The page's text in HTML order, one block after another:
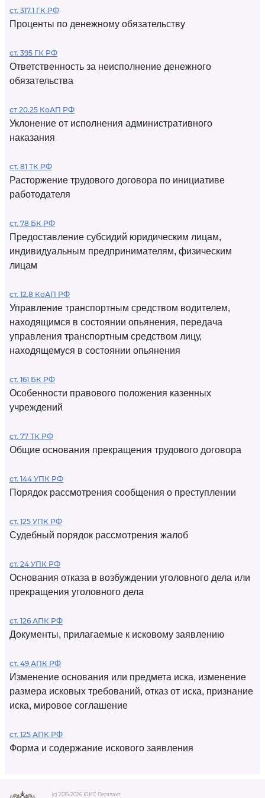
ст. 317.1 ГК РФ
Проценты по денежному обязательству
ст. 395 ГК РФ
Ответственность за неисполнение денежного
обязательства
ст 20.25 КоАП РФ
Уклонение от исполнения административного
наказания
ст. 81 ТК РФ
Расторжение трудового договора по инициативе
работодателя
ст. 78 БК РФ
Предоставление субсидий юридическим лицам,
индивидуальным предпринимателям, физическим
лицам
ст. 12.8 КоАП РФ
Управление транспортным средством водителем,
находящимся в состоянии опьянения, передача
управления транспортным средством лицу,
находящемуся в состоянии опьянения
ст. 161 БК РФ
Особенности правового положения казенных
учреждений
ст. 77 ТК РФ
Общие основания прекращения трудового договора
ст. 144 УПК РФ
Порядок рассмотрения сообщения о преступлении
ст. 125 УПК РФ
Судебный порядок рассмотрения жалоб
ст. 24 УПК РФ
Основания отказа в возбуждении уголовного дела или
прекращения уголовного дела
ст. 126 АПК РФ
Документы, прилагаемые к исковому заявлению
ст. 49 АПК РФ
Изменение основания или предмета иска, изменение
размера исковых требований, отказ от иска, признание
иска, мировое соглашение
ст. 125 АПК РФ
Форма и содержание искового заявления
(c) 2015-2026 ЮИС Легалакт